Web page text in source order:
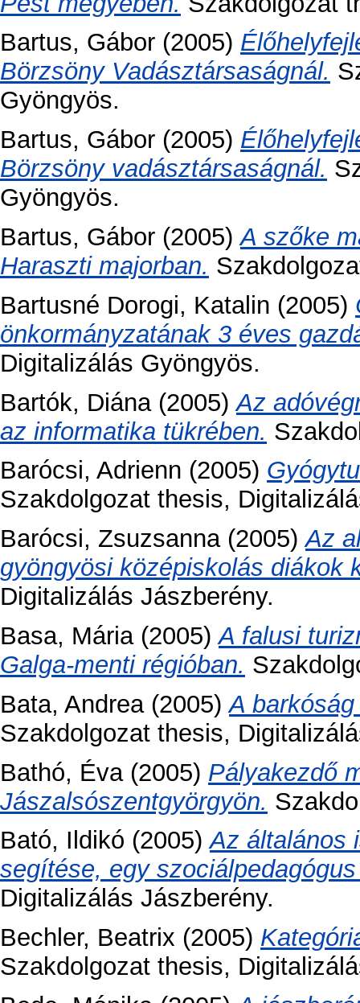
Bartus, Gábor (2005)
Börzsöny Vadásztársaságnál.
Gyöngyös.
Bartus, Gábor (2005)
Börzsöny vadásztársaságnál.
Gyöngyös.
Bartus, Gábor (2005)A szőke
Haraszti majorban.
Bartusné Dorogi, Katalin (2005)
önkormányzatának 3 éves
Digitalizálás Gyöngyös.
Bartók, Diána(2005)Az
az informatika tükrében.
Barócsi, Adrienn (2005)
Szakdolgozat thesis,
Barócsi, Zsuzsanna(2005)Az
gyöngyösi középiskolás diákok
Digitalizálás Jászberény.
Basa, Mária(2005)A falusi
Galga-menti régióban.
Bata, Andrea(2005)A
Szakdolgozat thesis,
Bathó, Éva(2005) Pályakezdő
Jászalsószentgyörgyön.
Bató, Ildikó (2005)Az általános
segítése, egy
Digitalizálás Jászberény.
Bechler, Beatrix (2005)
Szakdolgozat thesis,